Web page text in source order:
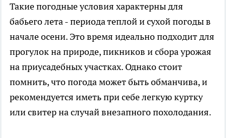
Такие погодные условия характерны для
бабьего лета - периода теплой и сухой погоды в
начале осени. Это время идеально подходит для
прогулок на природе, пикников и сбора урожая
на приусадебных участках. Однако стоит
помнить, что погода может быть обманчива, и
рекомендуется иметь при себе легкую куртку
или свитер на случай внезапного похолодания.